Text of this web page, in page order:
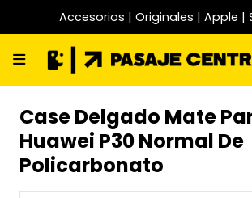
Accesorios | Originales | Apple |
Case Delgado Mate
Huawei P30 Normal De
Policarbonato